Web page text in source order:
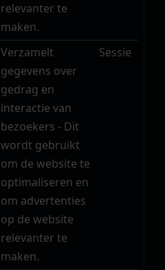
relevanter te
maken.
Verzamelt
gegevens over
gedrag en
interactie van
bezoekers - Dit
wordt gebruikt
om de website te
optimaliseren en
om advertenties
op de website
relevanter te
maken.
Sessie